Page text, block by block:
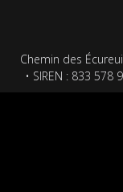
Chemin des
• SIREN : 833 578